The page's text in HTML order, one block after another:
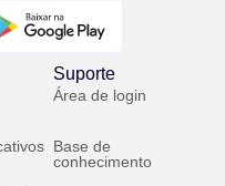
Suporte
Área de login
Base de
conhecimento